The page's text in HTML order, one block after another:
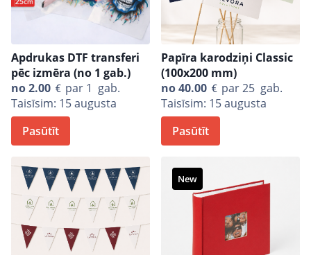
Apdrukas DTF transferi
pēc izmēra (no 1 gab.)
no2.00
par 1 gab.
Taisīsim: 15 augusta
Pasūtīt
Papīra karodziņi Classic
(100x200 mm)
no40.00
par 25 gab.
Taisīsim: 15 augusta
Pasūtīt
New